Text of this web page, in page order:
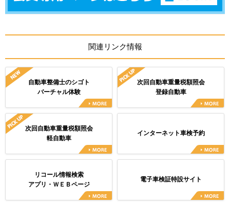
関連リンク情報
自動車整備士のシゴト
バーチャル体験
次回自動車重量税額照会
登録自動車
次回自動車重量税額照会
軽自動車
インターネット車検予約
リコール情報検索
アプリ・ＷＥＢページ
電子車検証特設サイト